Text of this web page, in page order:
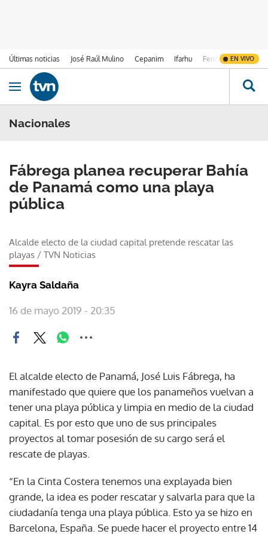
Últimas noticias José Raúl Mulino Cepanim Ifarhu Fenómeno de El
EN VIVO
Ir al contenido
Obrir navegació
Nacionales
Fábrega planea recuperar Bahía
de Panamá como una playa
pública
Alcalde electo de la ciudad capital pretende rescatar las
playas / TVN Noticias
Kayra Saldaña
16 de mayo 2019 - 20:35
El alcalde electo de Panamá, José Luis Fábrega, ha
manifestado que quiere que los panameños vuelvan a
tener una playa pública y limpia en medio de la ciudad
capital. Es por esto que uno de sus principales
proyectos al tomar posesión de su cargo será el
rescate de playas.
“En la Cinta Costera tenemos una explayada bien
grande, la idea es poder rescatar y salvarla para que la
ciudadanía tenga una playa pública. Esto ya se hizo en
Barcelona, España. Se puede hacer el proyecto entre 14